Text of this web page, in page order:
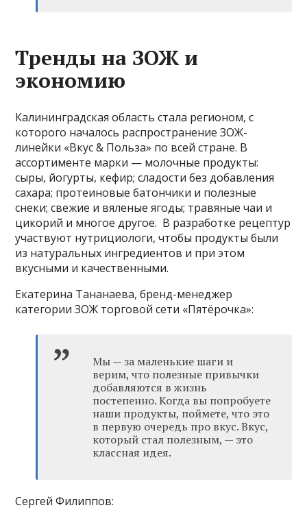
Тренды на ЗОЖ и
экономию
Калининградская область стала регионом, с
которого началось распространение ЗОЖ-
линейки «Вкус & Польза» по всей стране. В
ассортименте марки — молочные продукты:
сыры, йогурты, кефир; сладости без добавления
сахара; протеиновые батончики и полезные
снеки; свежие и вяленые ягоды; травяные чаи и
цикорий и многое другое. В разработке рецептур
участвуют нутрициологи, чтобы продукты были
из натуральных ингредиентов и при этом
вкусными и качественными.
Екатерина Тананаева, бренд-менеджер
категории ЗОЖ торговой сети «Пятёрочка»:
Мы — за маленькие шаги и
верим, что полезные привычки
добавляются в жизнь
постепенно. Когда вы попробуете
наши продукты, поймете, что это
в первую очередь про вкус. Вкус,
который стал полезным, — это
классная идея.
Сергей Филиппов: